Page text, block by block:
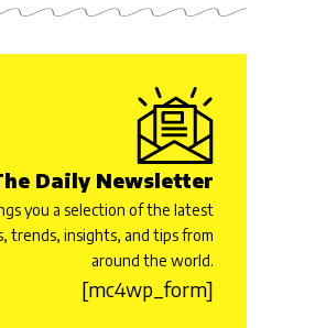
Daily Newsletter
you a selection of the latest
trends, insights, and tips from
around the world.
[mc4wp_form]